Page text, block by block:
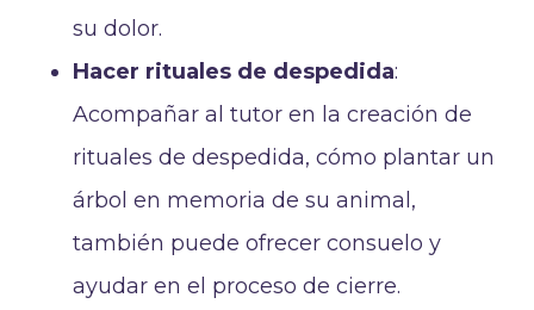
su dolor.
Hacer rituales de despedida:
Acompañar al tutor en la creación de
rituales de despedida, cómo plantar un
árbol en memoria de su animal,
también puede ofrecer consuelo y
ayudar en el proceso de cierre.